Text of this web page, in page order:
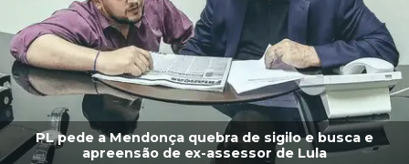
PL pede a Mendonça quebra de sigilo e busca e
apreensão de ex-assessor de Lula